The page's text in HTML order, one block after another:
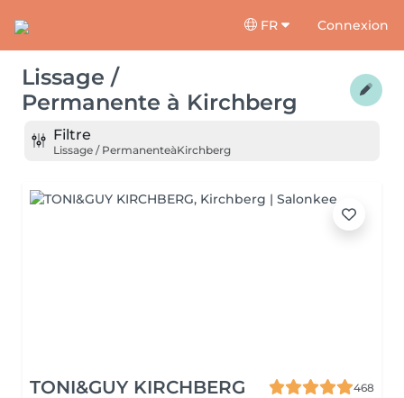
FR Connexion
Lissage /
Permanente à Kirchberg
Filtre
Lissage / PermanenteàKirchberg
TONI&GUY KIRCHBERG
468